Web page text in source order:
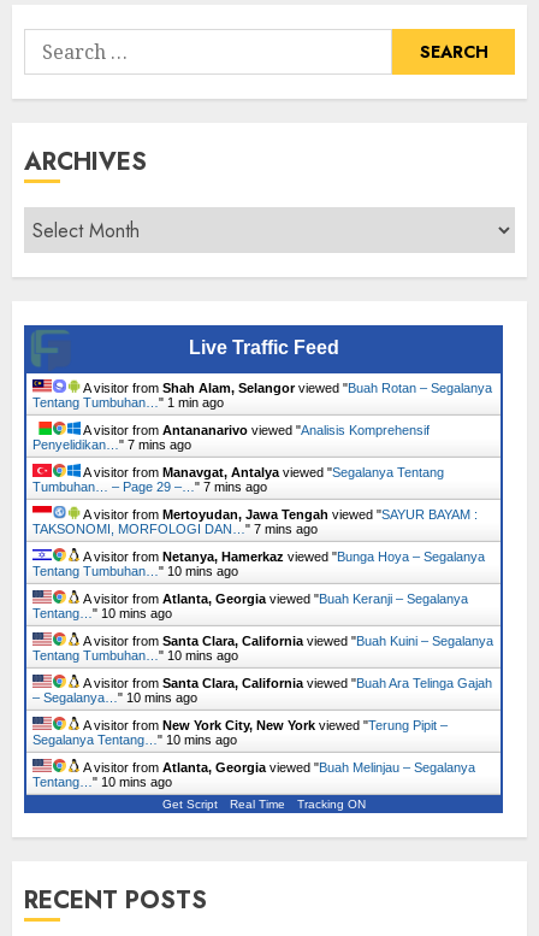
Search
for:
ARCHIVES
Archives
Live Traffic Feed
A visitor from Shah Alam, Selangorviewed "Buah Rotan – Segalanya
Tentang Tumbuhan… " 1 min ago
A visitor from Antananarivo viewed "Analisis Komprehensif
Penyelidikan… " 7 mins ago
A visitor from Manavgat, Antalya viewed "Segalanya Tentang
Tumbuhan… – Page 29 –… " 7 mins ago
A visitor from Mertoyudan, Jawa Tengah viewed "SAYUR BAYAM :
TAKSONOMI, MORFOLOGI DAN… " 7 mins ago
A visitor from Netanya, Hamerkaz viewed "Bunga Hoya – Segalanya
Tentang Tumbuhan… " 10 mins ago
A visitor from Atlanta, Georgia viewed "Buah Keranji – Segalanya
Tentang… " 10 mins ago
A visitor from Santa Clara, California viewed "Buah Kuini – Segalanya
Tentang Tumbuhan… " 10 mins ago
A visitor from Santa Clara, California viewed "Buah Ara Telinga Gajah
– Segalanya… " 10 mins ago
A visitor from New York City, New York viewed "Terung Pipit –
Segalanya Tentang… " 10 mins ago
A visitor from Atlanta, Georgia viewed "Buah Melinjau – Segalanya
Tentang… " 10 mins ago
Get Script Real Time Tracking ON
RECENT POSTS